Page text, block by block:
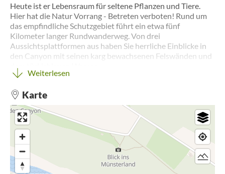
Heute ist er Lebensraum für seltene Pflanzen und Tiere.
Hier hat die Natur Vorrang - Betreten verboten! Rund um
das empfindliche Schutzgebiet führt ein etwa fünf
Kilometer langer Rundwanderweg. Von drei
Aussichtsplattformen aus haben Sie herrliche Einblicke in
den Canyon mit seinen karg bewachsenen Felswänden und
dem türkisblauen Wasser.
Weiterlesen
Karte